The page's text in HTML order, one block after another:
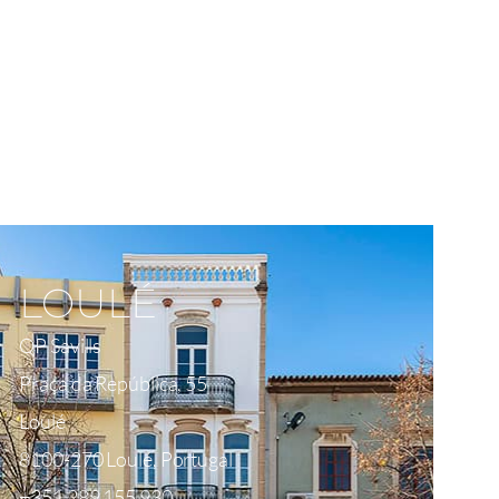
LOULÉ
QP Savills
Praça da República, 55
Loulé
8100-270 Loulé, Portugal
Ver No Mapa